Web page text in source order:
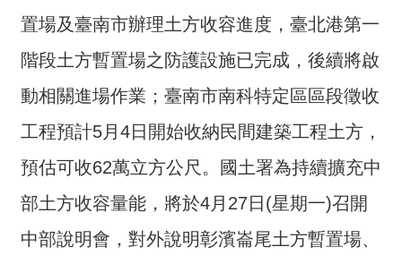
本
部
簡
介
主
政
策
訊
息
置場及臺南市辦理土方收容進度，臺北港第一
階段土方暫置場之防護設施已完成，後續將啟
動相關進場作業；臺南市南科特定區區段徵收
工程預計5月4日開始收納民間建築工程土方，
預估可收62萬立方公尺。國土署為持續擴充中
部土方收容量能，將於4月27日(星期一)召開
中部說明會，對外說明彰濱崙尾土方暫置場、